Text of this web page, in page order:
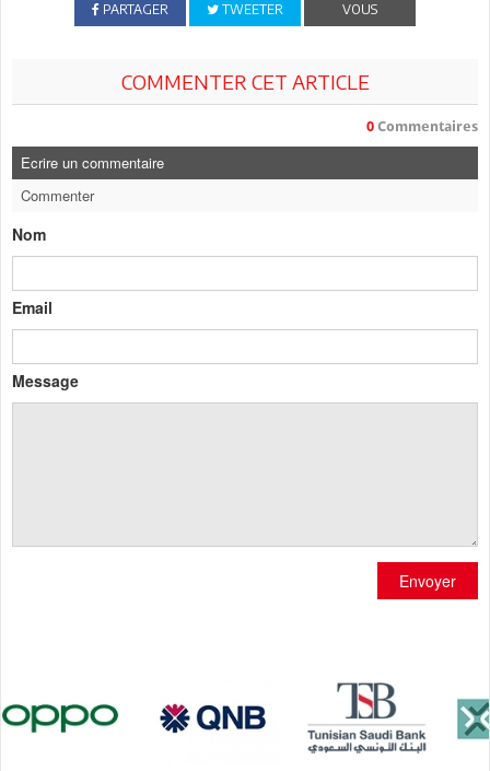
PARTAGER TWEETER
VOUS
COMMENTER CET ARTICLE
0 Commentaires
Ecrire un commentaire
Commenter
Nom
Email
Message
Envoyer